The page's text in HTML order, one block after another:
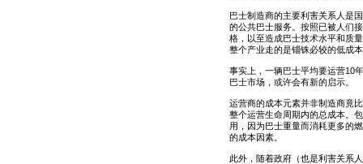
巴士制造商的主要利害关系人是
的公共巴士服务。按照已被人们
格，以至造成巴士技术水平和质
整个产业走的是锱铢必较的低成
事实上，一辆巴士平均要运营10
巴士市场，或许会有新的启示。
运营商的成本元素并非制造商竟
整个运营生命周期内的总成本。
用，因为巴士重量而消耗更多的
的成本因素。
此外，随着政府（也是利害关系